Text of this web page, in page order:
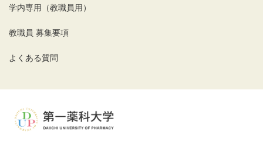
学内専用（教職員用）
教職員 募集要項
よくある質問